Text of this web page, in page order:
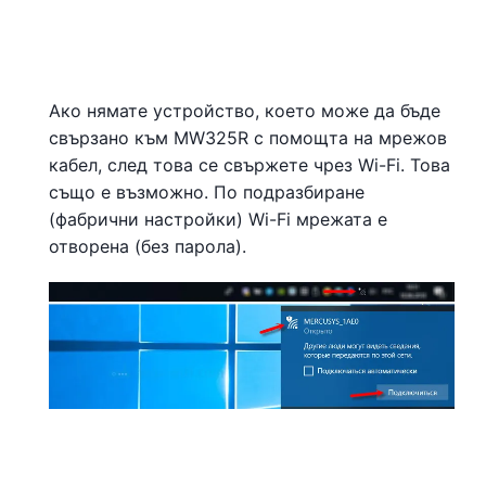
Ако нямате устройство, което може да бъде
свързано към MW325R с помощта на мрежов
кабел, след това се свържете чрез Wi-Fi. Това
също е възможно. По подразбиране
(фабрични настройки) Wi-Fi мрежата е
отворена (без парола).